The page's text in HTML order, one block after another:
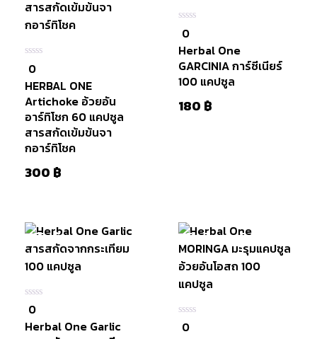
0
ใน
5
0
HERBAL ONE
Artichoke อ้วยอัน
อาร์ทิโชก 60 แคปซูล
สารสกัดเข้มข้นจา
กอาร์ทิโชค
300 ฿
0
ใน
5
0
Herbal One
GARCINIA การ์ซีเนียร์
100 แคปซูล
180 ฿
หยิบใส่
ตะกร้า
มีสินค้า
0
ใน
5
0
Herbal One Garlic
สินค้าหมดแล้ว
0
ใน
0